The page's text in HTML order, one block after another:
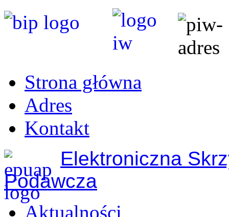
Strona główna
Adres
Kontakt
Elektroniczna
Podawcza
Aktualności